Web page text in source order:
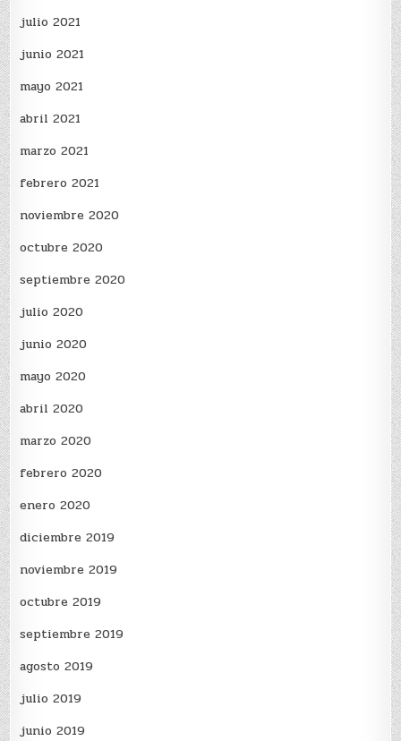
julio 2021
junio 2021
mayo 2021
abril 2021
marzo 2021
febrero 2021
noviembre 2020
octubre 2020
septiembre 2020
julio 2020
junio 2020
mayo 2020
abril 2020
marzo 2020
febrero 2020
enero 2020
diciembre 2019
noviembre 2019
octubre 2019
septiembre 2019
agosto 2019
julio 2019
junio 2019